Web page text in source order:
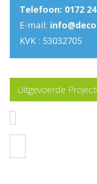
Telefoon: 0172
E-mail:
KVK : 53032705
Uitgevoerde